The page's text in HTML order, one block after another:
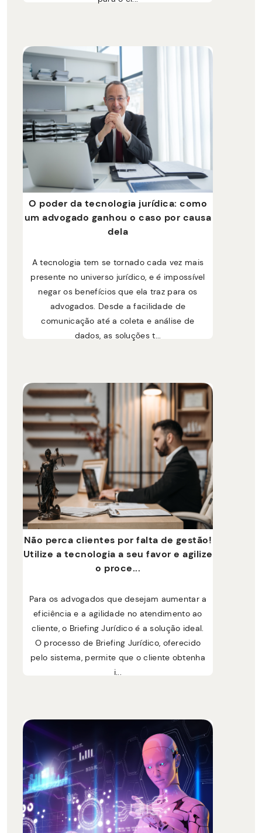
O poder da tecnologia jurídica: como
um advogado ganhou o caso por causa
dela
A tecnologia tem se tornado cada vez mais
presente no universo jurídico, e é impossível
negar os benefícios que ela traz para os
advogados. Desde a facilidade de
comunicação até a coleta e análise de
dados, as soluções t...
Não perca clientes por falta de gestão!
Utilize a tecnologia a seu favor e agilize
o proce...
Para os advogados que desejam aumentar a
eficiência e a agilidade no atendimento ao
cliente, o Briefing Jurídico é a solução ideal.
O processo de Briefing Jurídico, oferecido
pelo sistema, permite que o cliente obtenha
i...